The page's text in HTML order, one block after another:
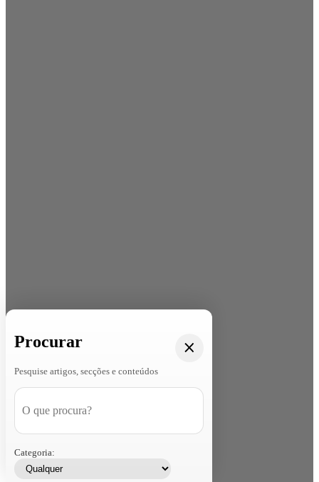
Procurar
Pesquise artigos, secções e conteúdos
Categoria: